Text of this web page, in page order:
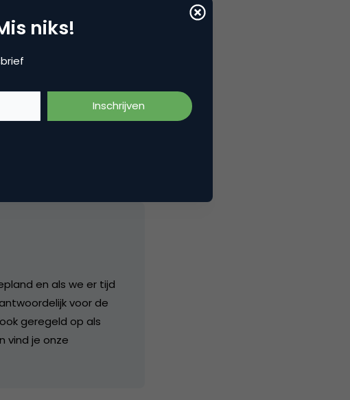
en als we er tijd
voor de
geregeld op als
vind je onze
niks!